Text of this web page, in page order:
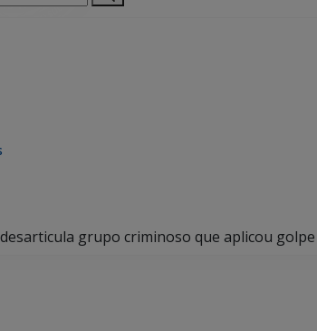
grupo criminoso que aplicou